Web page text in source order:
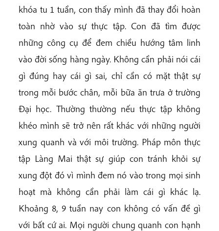
khóa tu 1 tuần, con thấy mình đã thay đổi hoàn
toàn nhờ vào sự thực tập. Con đã tìm được
những công cụ để đem chiều hướng tâm linh
vào đời sống hàng ngày. Không cần phải nói cái
gì đúng hay cái gì sai, chỉ cần có mặt thật sự
trong mỗi bước chân, mỗi bữa ăn trưa ở trường
Đại học. Thường thường nếu thực tập không
khéo mình sẽ trở nên rất khác với những người
xung quanh và với môi trường. Pháp môn thực
tập Làng Mai thật sự giúp con tránh khỏi sự
xung đột đó vì mình đem nó vào trong mọi sinh
hoạt mà không cần phải làm cái gì khác lạ.
Khoảng 8, 9 tuần nay con không có vấn đề gì
với bất cứ ai. Mọi người chung quanh con hạnh